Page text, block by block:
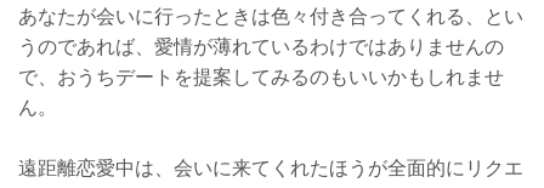
あなたが会いに行ったときは色々付き合ってくれる、とい
うのであれば、愛情が薄れているわけではありませんの
で、おうちデートを提案してみるのもいいかもしれませ
ん。
遠距離恋愛中は、会いに来てくれたほうが全面的にリクエ